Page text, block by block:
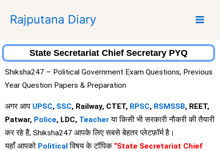
p
Rajputana Diary
State Secretariat Chief Secretary PYQ
Shiksha247 – Political Government Exam Questions, Previous
Year Question Papers & Preparation
अगर आप UPSC, SSC, Railway, CTET, RPSC, RSMSSB, REET,
Patwar, Police, LDC, Teacher या किसी भी सरकारी नौकरी की तैयारी
कर रहे हैं, Shiksha247 आपके लिए सबसे बेहतर प्लेटफ़ॉर्म है।
यहाँ आपको Politicalविषय के टॉपिक “State Secretariat Chief